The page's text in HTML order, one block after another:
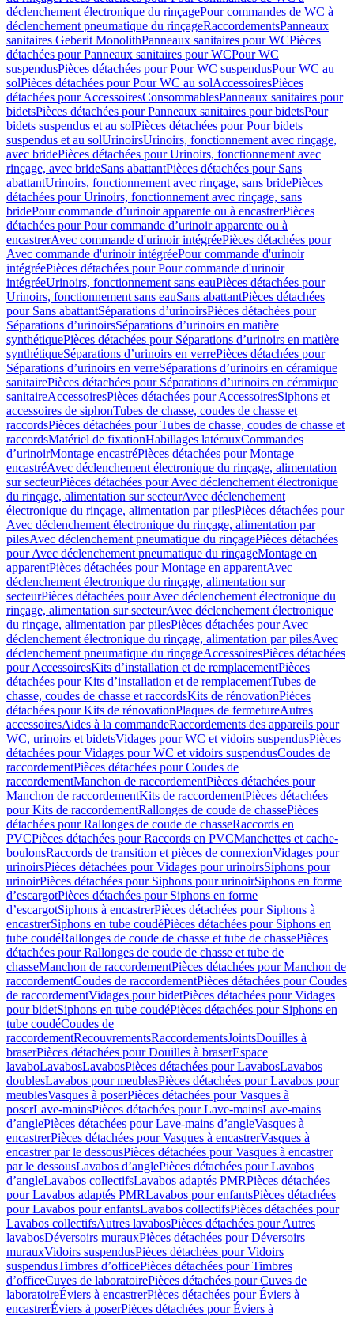
déclenchement électronique du rinçagePour commandes de WC à
déclenchement pneumatique du rinçageRaccordementsPanneaux
sanitaires Geberit MonolithPanneaux sanitaires pour WCPièces
détachées pour Panneaux sanitaires pour WCPour WC
suspendusPièces détachées pour Pour WC suspendusPour WC au
solPièces détachées pour Pour WC au solAccessoiresPièces
détachées pour AccessoiresConsommablesPanneaux sanitaires pour
bidetsPièces détachées pour Panneaux sanitaires pour bidetsPour
bidets suspendus et au solPièces détachées pour Pour bidets
suspendus et au solUrinoirsUrinoirs, fonctionnement avec rinçage,
avec bridePièces détachées pour Urinoirs, fonctionnement avec
rinçage, avec brideSans abattantPièces détachées pour Sans
abattantUrinoirs, fonctionnement avec rinçage, sans bridePièces
détachées pour Urinoirs, fonctionnement avec rinçage, sans
bridePour commande d’urinoir apparente ou à encastrerPièces
détachées pour Pour commande d’urinoir apparente ou à
encastrerAvec commande d'urinoir intégréePièces détachées pour
Avec commande d'urinoir intégréePour commande d'urinoir
intégréePièces détachées pour Pour commande d'urinoir
intégréeUrinoirs, fonctionnement sans eauPièces détachées pour
Urinoirs, fonctionnement sans eauSans abattantPièces détachées
pour Sans abattantSéparations d’urinoirsPièces détachées pour
Séparations d’urinoirsSéparations d’urinoirs en matière
synthétiquePièces détachées pour Séparations d’urinoirs en matière
synthétiqueSéparations d’urinoirs en verrePièces détachées pour
Séparations d’urinoirs en verreSéparations d’urinoirs en céramique
sanitairePièces détachées pour Séparations d’urinoirs en céramique
sanitaireAccessoiresPièces détachées pour AccessoiresSiphons et
accessoires de siphonTubes de chasse, coudes de chasse et
raccordsPièces détachées pour Tubes de chasse, coudes de chasse et
raccordsMatériel de fixationHabillages latérauxCommandes
dʼurinoirMontage encastréPièces détachées pour Montage
encastréAvec déclenchement électronique du rinçage, alimentation
sur secteurPièces détachées pour Avec déclenchement électronique
du rinçage, alimentation sur secteurAvec déclenchement
électronique du rinçage, alimentation par pilesPièces détachées pour
Avec déclenchement électronique du rinçage, alimentation par
pilesAvec déclenchement pneumatique du rinçagePièces détachées
pour Avec déclenchement pneumatique du rinçageMontage en
apparentPièces détachées pour Montage en apparentAvec
déclenchement électronique du rinçage, alimentation sur
secteurPièces détachées pour Avec déclenchement électronique du
rinçage, alimentation sur secteurAvec déclenchement électronique
du rinçage, alimentation par pilesPièces détachées pour Avec
déclenchement électronique du rinçage, alimentation par pilesAvec
déclenchement pneumatique du rinçageAccessoiresPièces détachées
pour AccessoiresKits d’installation et de remplacementPièces
détachées pour Kits d’installation et de remplacementTubes de
chasse, coudes de chasse et raccordsKits de rénovationPièces
détachées pour Kits de rénovationPlaques de fermetureAutres
accessoiresAides à la commandeRaccordements des appareils pour
WC, urinoirs et bidetsVidages pour WC et vidoirs suspendusPièces
détachées pour Vidages pour WC et vidoirs suspendusCoudes de
raccordementPièces détachées pour Coudes de
raccordementManchon de raccordementPièces détachées pour
Manchon de raccordementKits de raccordementPièces détachées
pour Kits de raccordementRallonges de coude de chassePièces
détachées pour Rallonges de coude de chasseRaccords en
PVCPièces détachées pour Raccords en PVCManchettes et cache-
boulonsRaccords de transition et pièces de connexionVidages pour
urinoirsPièces détachées pour Vidages pour urinoirsSiphons pour
urinoirPièces détachées pour Siphons pour urinoirSiphons en forme
d’escargotPièces détachées pour Siphons en forme
d’escargotSiphons à encastrerPièces détachées pour Siphons à
encastrerSiphons en tube coudéPièces détachées pour Siphons en
tube coudéRallonges de coude de chasse et tube de chassePièces
détachées pour Rallonges de coude de chasse et tube de
chasseManchon de raccordementPièces détachées pour Manchon de
raccordementCoudes de raccordementPièces détachées pour Coudes
de raccordementVidages pour bidetPièces détachées pour Vidages
pour bidetSiphons en tube coudéPièces détachées pour Siphons en
tube coudéCoudes de
raccordementRecouvrementsRaccordementsJointsDouilles à
braserPièces détachées pour Douilles à braserEspace
lavaboLavabosLavabosPièces détachées pour LavabosLavabos
doublesLavabos pour meublesPièces détachées pour Lavabos pour
meublesVasques à poserPièces détachées pour Vasques à
poserLave-mainsPièces détachées pour Lave-mainsLave-mains
d’anglePièces détachées pour Lave-mains d’angleVasques à
encastrerPièces détachées pour Vasques à encastrerVasques à
encastrer par le dessousPièces détachées pour Vasques à encastrer
par le dessousLavabos d’anglePièces détachées pour Lavabos
d’angleLavabos collectifsLavabos adaptés PMRPièces détachées
pour Lavabos adaptés PMRLavabos pour enfantsPièces détachées
pour Lavabos pour enfantsLavabos collectifsPièces détachées pour
Lavabos collectifsAutres lavabosPièces détachées pour Autres
lavabosDéversoirs murauxPièces détachées pour Déversoirs
murauxVidoirs suspendusPièces détachées pour Vidoirs
suspendusTimbres dʼofficePièces détachées pour Timbres
dʼofficeCuves de laboratoirePièces détachées pour Cuves de
laboratoireÉviers à encastrerPièces détachées pour Éviers à
encastrerÉviers à poserPièces détachées pour Éviers à